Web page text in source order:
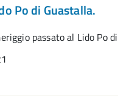
Po di Guastalla.
passato al Lido Po